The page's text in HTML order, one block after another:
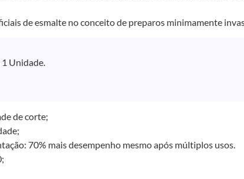
de esmalte no conceito de preparos minimamente
1 Unidade.
de corte;
70% mais desempenho mesmo após múltiplos usos.